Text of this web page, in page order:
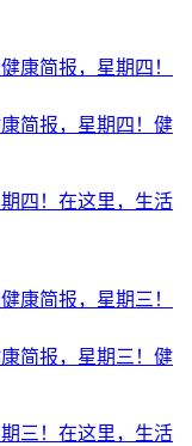
简报，星期四！健
四！在这里，生活
简报，星期三！健
三！在这里，生活